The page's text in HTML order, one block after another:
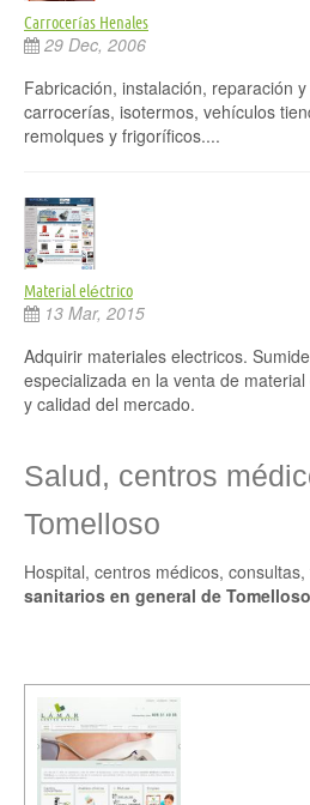
Carrocerías Henales
29 Dec, 2006
Fabricación, instalación, reparación
carrocerías, isotermos, vehículos
remolques y frigoríficos....
Material eléctrico
13 Mar, 2015
Adquirir materiales electricos.
especializada en la venta de
y calidad del mercado.
Salud, centros
Tomelloso
Hospital, centros médicos,
sanitarios en general de Tomelloso